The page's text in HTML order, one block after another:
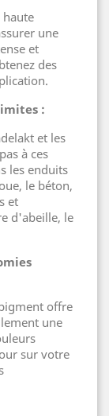
une
et
des
:
et les
à ces
les enduits
le béton,
et
d'abeille, le
offre
une
sur votre